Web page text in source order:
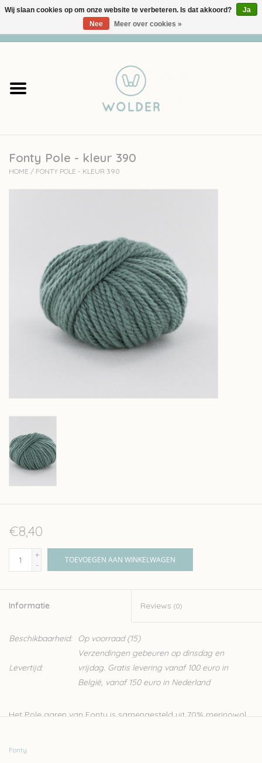
Garens
Accessoires
workshops
Over wolder
Fonty Pole - kleur 390
HOME / FONTY POLE - KLEUR 390
€8,40
+
-
TOEVOEGEN AAN WINKELWAGEN
Informatie Reviews (0)
Beschikbaarheid: Op voorraad(15)
Levertijd:
Verzendingen gebeuren op dinsdag en
vrijdag. Gratis levering vanaf 100 euro in
België, vanaf 150 euro in Nederland
Het Pole garen van Fonty is samengesteld uit 70% merinowol
Fonty
Wij slaan cookies op om onze website te verbeteren. Is dat akkoord?
Ja
Nee
Meer over cookies »